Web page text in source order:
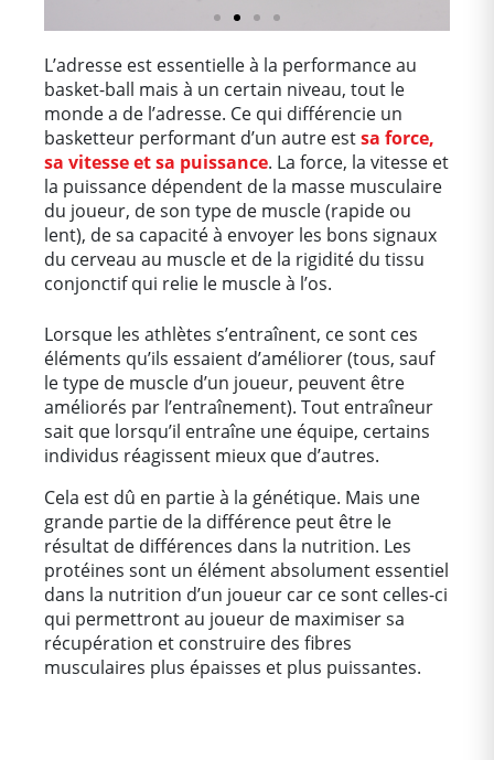
Textile pour les
Soigne ton style sur et en dehors
des terrains
Cliquer ici
L’adresse est essentielle à la performance au
basket-ball mais à un certain niveau, tout le
monde a de l’adresse. Ce qui différencie un
basketteur performant d’un autre estsa force,
sa vitesse et sa puissance. La force, la vitesse et
la puissance dépendent de la masse musculaire
du joueur, de son type de muscle (rapide ou
lent), de sa capacité à envoyer les bons signaux
du cerveau au muscle et de la rigidité du tissu
conjonctif qui relie le muscle à l’os.
Lorsque les athlètes s’entraînent, ce sont ces
éléments qu’ils essaient d’améliorer (tous, sauf
le type de muscle d’un joueur, peuvent être
améliorés par l’entraînement). Tout entraîneur
sait que lorsqu’il entraîne une équipe, certains
individus réagissent mieux que d’autres.
Cela est dû en partie à la génétique. Mais une
grande partie de la différence peut être le
résultat de différences dans la nutrition. Les
protéines sont un élément absolument essentiel
dans la nutrition d’un joueur car ce sont celles-ci
qui permettront au joueur de maximiser sa
récupération et construire des fibres
musculaires plus épaisses et plus puissantes.